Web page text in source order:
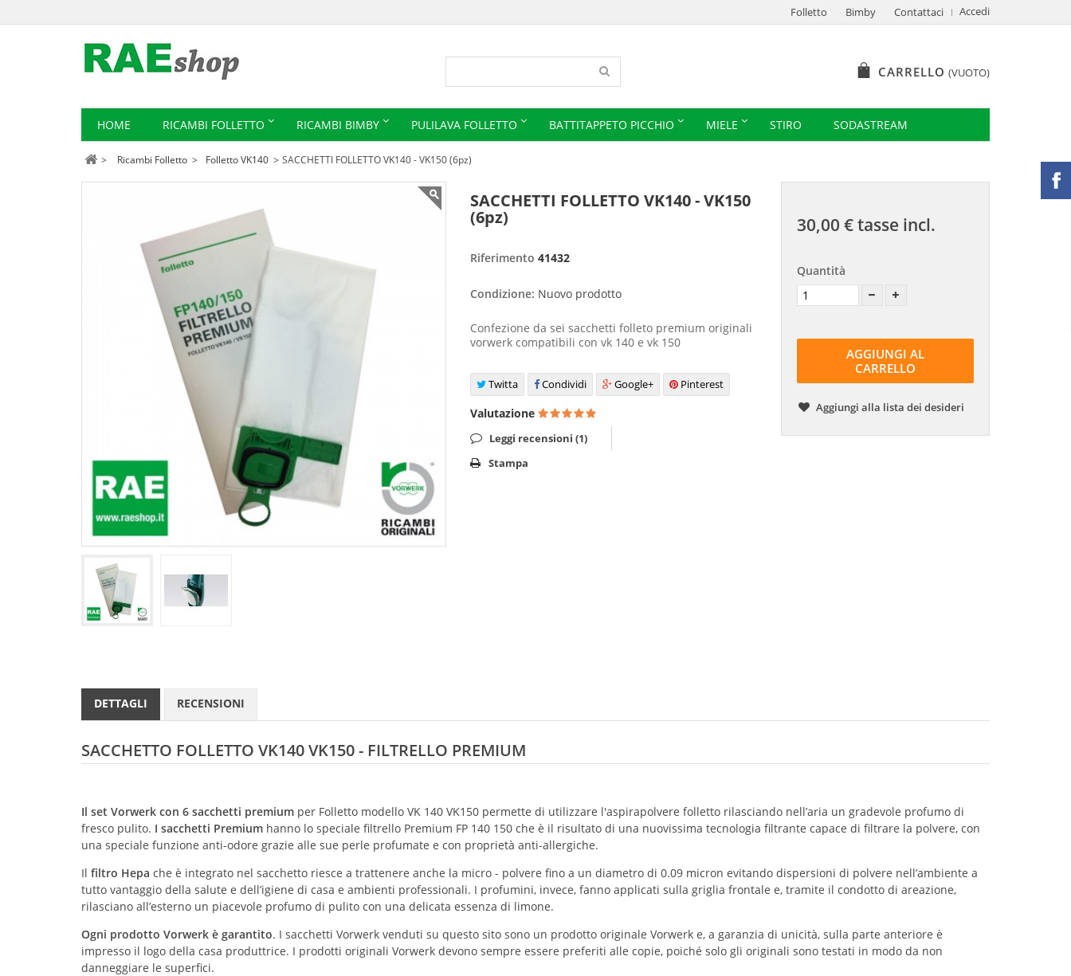
Accedi
Folletto Bimby Contattaci
CARRELLO (VUOTO)
HOME RICAMBI FOLLETTO RICAMBI BIMBY PULILAVA FOLLETTO BATTITAPPETO PICCHIO MIELE STIRO SODASTREAM
> Ricambi Folletto > Folletto VK140 > SACCHETTI FOLLETTO VK140 - VK150 (6pz)
SACCHETTI FOLLETTO VK140 - VK150
(6pz)
Riferimento 41432
Condizione: Nuovo prodotto
Confezione da sei sacchetti folleto premium originali
vorwerk compatibili con vk 140 e vk 150
Twitta Condividi Google+ Pinterest
Valutazione
Leggi recensioni (1)
Stampa
30,00 €tasse incl.
Quantità
AGGIUNGI AL
CARRELLO
Aggiungi alla lista dei desideri
DETTAGLI RECENSIONI
SACCHETTO FOLLETTO VK140 VK150 - FILTRELLO PREMIUM
Il set Vorwerk con 6 sacchetti premium per Folletto modello VK 140 VK150 permette di utilizzare l'aspirapolvere folletto rilasciando nell’aria un gradevole profumo di
fresco pulito. I sacchetti Premium hanno lo speciale filtrello Premium FP 140 150 che è il risultato di una nuovissima tecnologia filtrante capace di filtrare la polvere, con
una speciale funzione anti-odore grazie alle sue perle profumate e con proprietà anti-allergiche.
Il filtro Hepa che è integrato nel sacchetto riesce a trattenere anche la micro - polvere fino a un diametro di 0.09 micron evitando dispersioni di polvere nell’ambiente a
tutto vantaggio della salute e dell’igiene di casa e ambienti professionali. I profumini, invece, fanno applicati sulla griglia frontale e, tramite il condotto di areazione,
rilasciano all’esterno un piacevole profumo di pulito con una delicata essenza di limone.
Ogni prodotto Vorwerk è garantito. I sacchetti Vorwerk venduti su questo sito sono un prodotto originale Vorwerk e, a garanzia di unicità, sulla parte anteriore è
impresso il logo della casa produttrice. I prodotti originali Vorwerk devono sempre essere preferiti alle copie, poiché solo gli originali sono testati in modo da non
danneggiare le superfici.